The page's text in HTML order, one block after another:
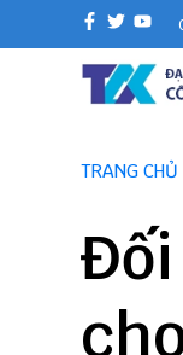
TRANG CHỦ